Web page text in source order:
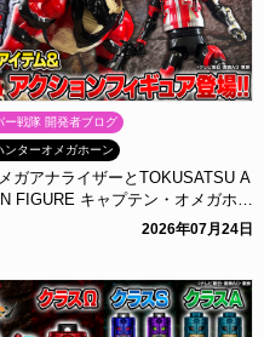
ー戦隊 開発者ブログ
ンターオメガホーン
ガアナライザーとTOKUSATSU A
FIGURE キャプテン・オメガホー
2026年07月24日